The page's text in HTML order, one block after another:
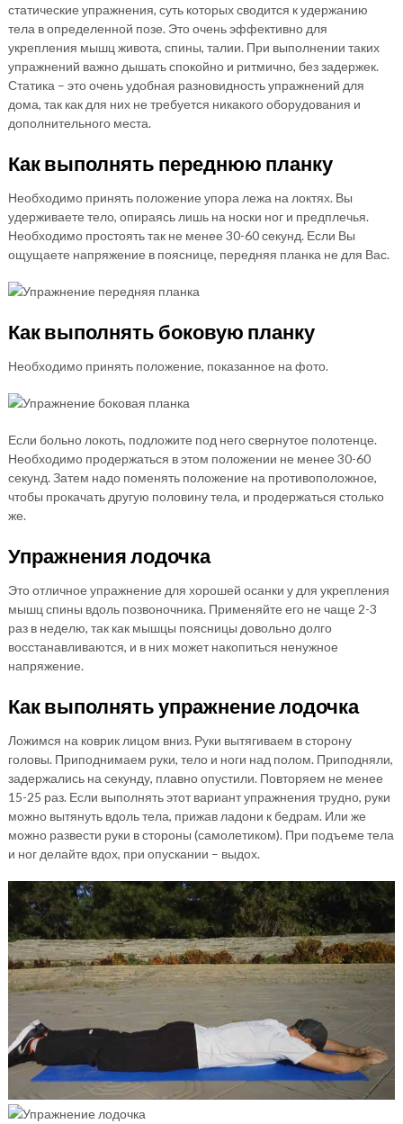
статические упражнения, суть которых сводится к удержанию
тела в определенной позе. Это очень эффективно для
укрепления мышц живота, спины, талии. При выполнении таких
упражнений важно дышать спокойно и ритмично, без задержек.
Статика – это очень удобная разновидность упражнений для
дома, так как для них не требуется никакого оборудования и
дополнительного места.
Как выполнять переднюю планку
Необходимо принять положение упора лежа на локтях. Вы
удерживаете тело, опираясь лишь на носки ног и предплечья.
Необходимо простоять так не менее 30-60 секунд. Если Вы
ощущаете напряжение в пояснице, передняя планка не для Вас.
Как выполнять боковую планку
Необходимо принять положение, показанное на фото.
Если больно локоть, подложите под него свернутое полотенце.
Необходимо продержаться в этом положении не менее 30-60
секунд. Затем надо поменять положение на противоположное,
чтобы прокачать другую половину тела, и продержаться столько
же.
Упражнения лодочка
Это отличное упражнение для хорошей осанки у для укрепления
мышц спины вдоль позвоночника. Применяйте его не чаще 2-3
раз в неделю, так как мышцы поясницы довольно долго
восстанавливаются, и в них может накопиться ненужное
напряжение.
Как выполнять упражнение лодочка
Ложимся на коврик лицом вниз. Руки вытягиваем в сторону
головы. Приподнимаем руки, тело и ноги над полом. Приподняли,
задержались на секунду, плавно опустили. Повторяем не менее
15-25 раз. Если выполнять этот вариант упражнения трудно, руки
можно вытянуть вдоль тела, прижав ладони к бедрам. Или же
можно развести руки в стороны (самолетиком). При подъеме тела
и ног делайте вдох, при опускании – выдох.